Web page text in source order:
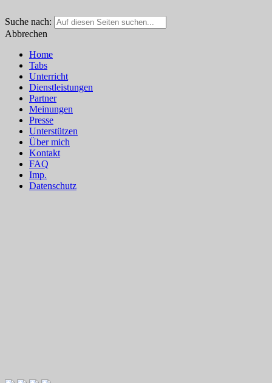
Suche nach:
Abbrechen
Home
Tabs
Unterricht
Dienstleistungen
Partner
Meinungen
Presse
Unterstützen
Über mich
Kontakt
FAQ
Imp.
Datenschutz